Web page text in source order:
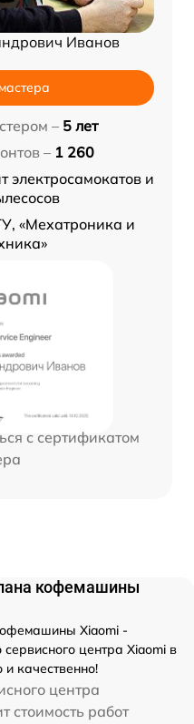
Иванов
– 5 лет
– 1 260
электросамокатов и
«Мехатроника и
с сертификатом
кофемашины
Xiaomi -
центра Xiaomi в
качественно!
центра
стоимость работ